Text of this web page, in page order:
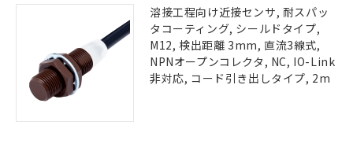
溶接工程向け近接センサ, 耐スパッ
タコーティング, シールドタイプ,
M12, 検出距離 3mm, 直流3線式,
NPNオープンコレクタ, NC, IO-Link
非対応, コード引き出しタイプ, 2m